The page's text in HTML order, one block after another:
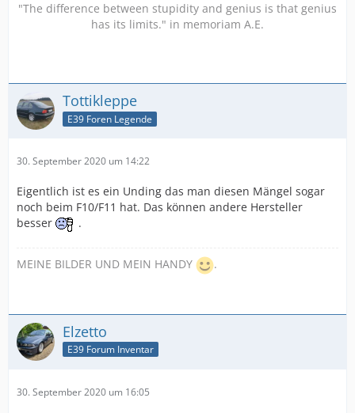
"The difference between stupidity and genius is that genius
has its limits." in memoriam A.E.
Tottikleppe
E39 Foren Legende
30. September 2020 um 14:22
Eigentlich ist es ein Unding das man diesen Mängel sogar
noch beim F10/F11 hat. Das können andere Hersteller
besser
.
MEINE BILDER UND MEIN HANDY .
Elzetto
E39 Forum Inventar
30. September 2020 um 16:05